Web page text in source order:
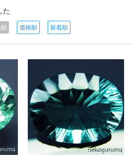
た
価格順 新着順